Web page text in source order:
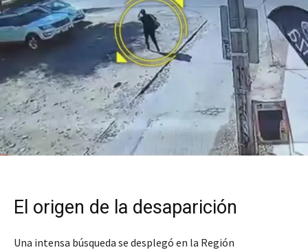
El origen de la desaparición
Una intensa búsqueda se desplegó en la Región